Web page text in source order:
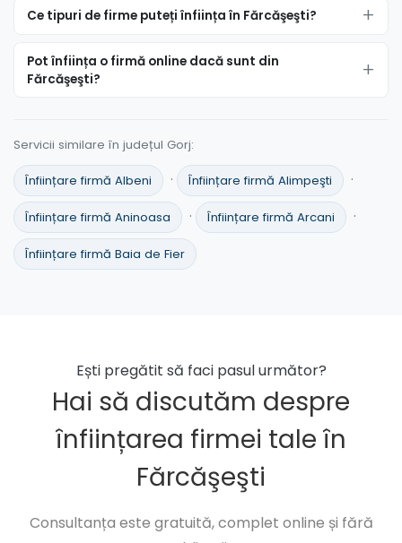
Ce tipuri de firme puteți înființa în Fărcăşeşti?
Pot înființa o firmă online dacă sunt din
Fărcăşeşti?
Servicii similare în județul Gorj:
Înființare firmă Albeni · Înființare firmă Alimpeşti ·
Înființare firmă Aninoasa · Înființare firmă Arcani ·
Înființare firmă Baia de Fier
Ești pregătit să faci pasul următor?
Hai să discutăm despre
înființarea firmei tale în
Fărcăşeşti
Consultanța este gratuită, complet online și fără